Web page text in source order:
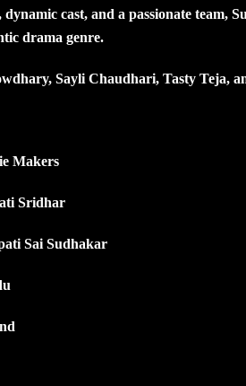
cast, and a passionate team,
drama genre.
Sayli Chaudhari, Tasty Teja,
Makers
Sridhar
Sai Sudhakar